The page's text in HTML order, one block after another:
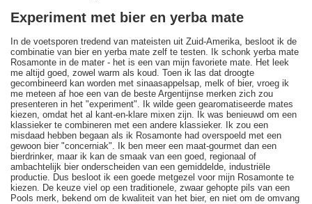
Experiment met bier en yerba mate
In de voetsporen tredend van mateisten uit Zuid-Amerika, besloot ik de
combinatie van bier en yerba mate zelf te testen. Ik schonk yerba mate
Rosamonte in de mater - het is een van mijn favoriete mate. Het leek
me altijd goed, zowel warm als koud. Toen ik las dat droogte
gecombineerd kan worden met sinaasappelsap, melk of bier, vroeg ik
me meteen af hoe een van de beste Argentijnse merken zich zou
presenteren in het "experiment". Ik wilde geen gearomatiseerde mates
kiezen, omdat het al kant-en-klare mixen zijn. Ik was benieuwd om een
klassieker te combineren met een andere klassieker. Ik zou een
misdaad hebben begaan als ik Rosamonte had overspoeld met een
gewoon bier "concerniak". Ik ben meer een maat-gourmet dan een
bierdrinker, maar ik kan de smaak van een goed, regionaal of
ambachtelijk bier onderscheiden van een gemiddelde, industriële
productie. Dus besloot ik een goede metgezel voor mijn Rosamonte te
kiezen. De keuze viel op een traditionele, zwaar gehopte pils van een
Pools merk, bekend om de kwaliteit van het bier, en niet om de omvang